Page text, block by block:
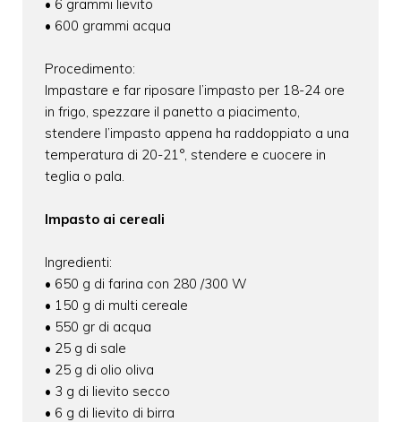
• 6 grammi lievito
• 600 grammi acqua
Procedimento:
Impastare e far riposare l’impasto per 18-24 ore
in frigo, spezzare il panetto a piacimento,
stendere l’impasto appena ha raddoppiato a una
temperatura di 20-21°, stendere e cuocere in
teglia o pala.
Impasto ai cereali
Ingredienti:
• 650 g di farina con 280 /300 W
• 150 g di multi cereale
• 550 gr di acqua
• 25 g di sale
• 25 g di olio oliva
• 3 g di lievito secco
• 6 g di lievito di birra